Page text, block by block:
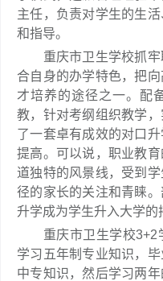
主任，负责对学生的生
和指导。
重庆市卫生学校抓牢
合自身的办学特色，把
才培养的途径之一。配
教，针对考纲组织教学
了一套卓有成效的对口
提高。可以说，职业教
道独特的风景线，受到
径的家长的关注和青睐
升学成为学生升入大学的
重庆市卫生学校3+2
学习五年制专业知识，
中专知识，然后学习两